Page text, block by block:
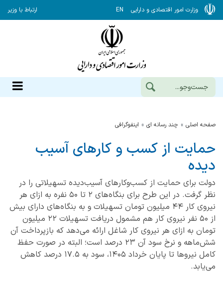
وزارت امور اقتصادی و دارایی EN ارتباط با وزیر
صفحه اصلی چند رسانه ای اینفوگرافی
حمایت از کسب و کارهای آسیب
دیده
دولت برای حمایت از کسب‌وکارهای آسیب‌دیده تسهیلاتی را در
نظر گرفت. در این طرح برای بنگاه‌های ۲ تا ۵۰ نفره به ازای هر
نیروی کار ۴۴ میلیون تومان تسهیلات و به بنگاه‌های دارای بیش
از ۵۰ نفر نیروی کار هم مشمول دریافت تسهیلات ۲۲ میلیون
تومان به ازای هر نیروی کار شاغل ارائه می‌دهد که بازپرداخت آن
شش‌ماهه و نرخ سود آن ۲۳ درصد است؛ البته در صورت حفظ
کامل نیروها تا پایان خرداد ۱۴۰۵، سود به ۱۷.۵ درصد کاهش
می‌یابد.